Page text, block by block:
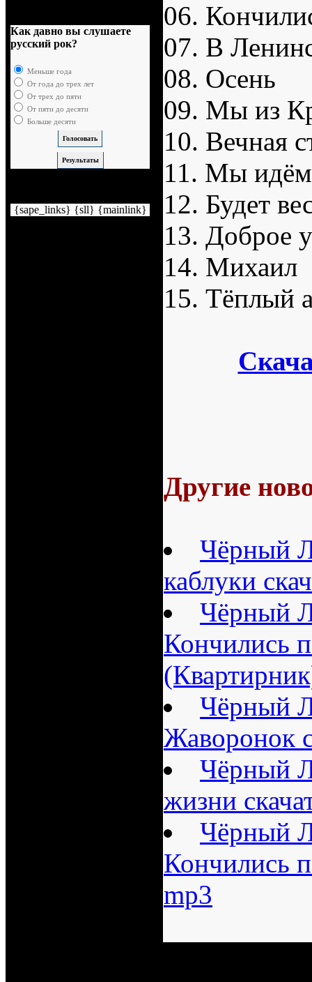
Как давно вы слушаете
русский рок?
Меньше года
От года до трех лет
От трех до пяти
От пяти до десяти
Больше десяти
{sape_links} {sll} {mainlink}
06.
07. В
08. Осень
09. Мы из
10. Вечная
11. Мы
12. Будет
13. Доброе
14. Михаил
15. Тёплый
Другие
Чёрный
каблуки
Чёрный
Кончились
Чёрный
Жаворонок
Чёрный
жизни
Чёрный
Кончились
mp3